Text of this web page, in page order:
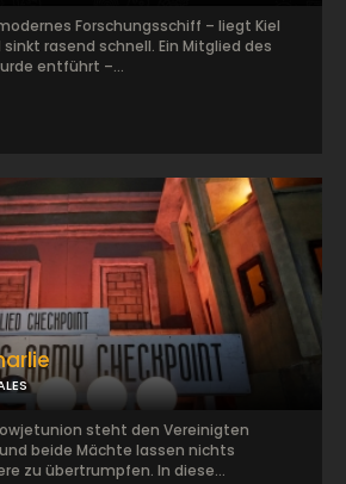
steht den Vereinigten
beide Mächte lassen nichts
zu übertrumpfen. In diese...
Forschungsschiff – liegt Kiel
rasend schnell. Ein Mitglied des
entführt –...